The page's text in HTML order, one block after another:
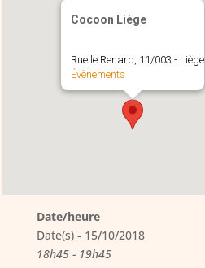
Cocoon Liège
Ruelle Renard, 11/003 - Liège
Évènements
Date/heure
Date(s) - 15/10/2018
18h45 - 19h45